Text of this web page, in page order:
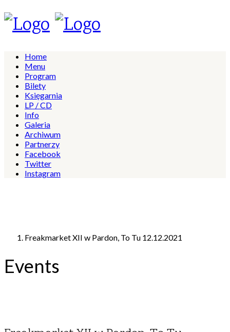
Home
Menu
Program
Bilety
Księgarnia
LP / CD
Info
Galeria
Archiwum
Partnerzy
Facebook
Twitter
Instagram
Freakmarket XII w Pardon, To Tu 12.12.2021
Events